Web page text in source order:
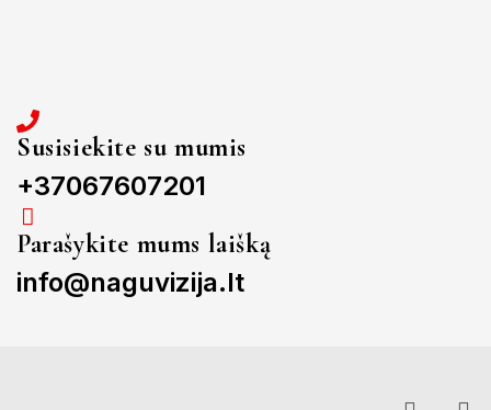
Susisiekite su mumis
+37067607201
Parašykite mums laišką
info@naguvizija.lt